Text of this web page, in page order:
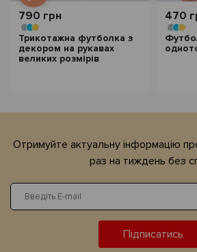
790 грн
Трикотажна футболка з
декором на рукавах
великих розмірів
470
Отримуйте актуальну iнформацiю
раз на тиждень без
Підписатись